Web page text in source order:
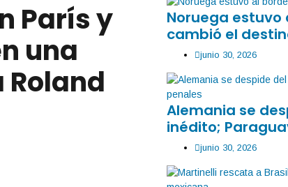
París y
una
Noruega estuvo
cambió el
junio 30, 2026
Alemania se
inédito;
junio 30, 2026